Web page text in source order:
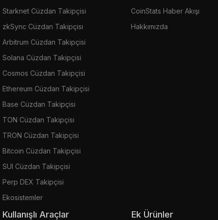
Starknet Cüzdan Takipçisi
zkSync Cüzdan Takipçisi
Arbitrum Cüzdan Takipçisi
Solana Cüzdan Takipçisi
Cosmos Cüzdan Takipçisi
Ethereum Cüzdan Takipçisi
Base Cüzdan Takipçisi
TON Cüzdan Takipçisi
TRON Cüzdan Takipçisi
Bitcoin Cüzdan Takipçisi
SUI Cüzdan Takipçisi
Perp DEX Takipçisi
Ekosistemler
CoinStats Haber Akışı
Hakkımızda
Kullanışlı Araçlar Ek Ürünler